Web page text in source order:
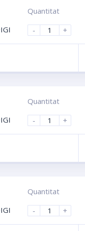
Quantitat
-
+
Quantitat
-
+
Quantitat
-
+